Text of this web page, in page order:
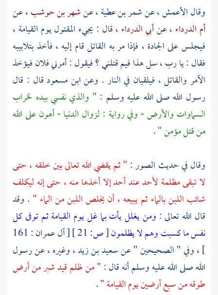
وقالالأعمش ،عنشمر بن عطية ،عنشهر بن حوشب ،عن
أم الدرداء ،عنأبي الدرداء ،قال : يجيء المقتول يوم القيامة ،
فيجلس على الجادة ، فإذا مر به القاتل قام إليه ، فأخذ بتلابيبه
فقال : يا رب ، سل هذا فيم قتلني ؟ فيقول : أمرني فلان فيؤخذ
الآمر والقاتل ، فيلقيان في النار . وعنابن مسعودقال : قال
رسول الله صلى الله عليه وسلم : " والذي نفسي بيده لخراب
السماوات والأرض - وفي رواية : لزوال الدنيا - أهون على الله
من قتل مؤمن ".
وقال في حديث الصور :" ثم يقضي الله تعالى بين خلقه ، حتى
لا تبقى مظلمة لأحد عند أحد إلا أخذها منه ، حتى إنه ليكلف
شائب اللبن بالماء ثم يبيعه ، أن يخلص اللبن من الماء " . وقد
قال الله تعالى : ومن يغلل يأت بما غل يوم القيامة ثم توفى كل
نفس ما كسبت وهم لا يظلمون[ص:
[ آل عمران : 161
] ، وفي " الصحيحين " عنسعيد بن زيد ،وغيره ، عن رسول
الله صلى الله عليه وسلم أنه قال :" من ظلم قيد شبر من أرض
طوقه من سبع أرضين يوم القيامة ".